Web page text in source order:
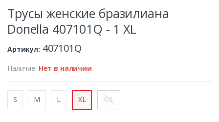
Трусы женские бразилиана
Donella 407101Q - 1 XL
Артикул: 407101Q
Наличие: Нет в наличии
S M L XL XXL